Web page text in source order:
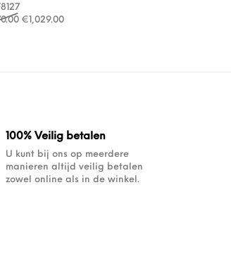
Oorspronkelijke prijs was: €1,470.00.
€1,029.00Huidige prijs is: €1,029.00.
100% Veilig betalen
U kunt bij ons op meerdere
manieren altijd veilig betalen
zowel online als in de winkel.